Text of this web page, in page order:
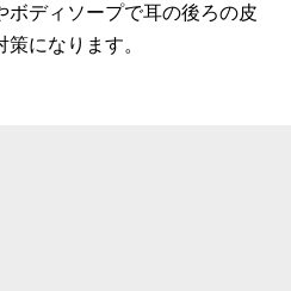
ボディソープで耳の後ろの皮
になります。